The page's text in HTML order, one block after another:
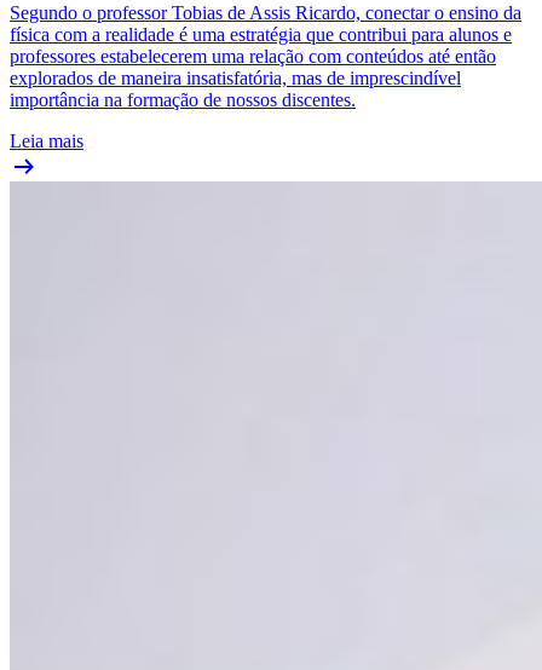
Segundo o professor Tobias de Assis Ricardo, conectar o ensino da
física com a realidade é uma estratégia que contribui para alunos e
professores estabelecerem uma relação com conteúdos até então
explorados de maneira insatisfatória, mas de imprescindível
importância na formação de nossos discentes.
Leia mais